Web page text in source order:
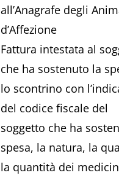
all’Anagrafe degli
d’Affezione
Fattura intestata al
che ha sostenuto la
lo scontrino con
del codice fiscale del
soggetto che ha
spesa, la natura, la
la quantità dei